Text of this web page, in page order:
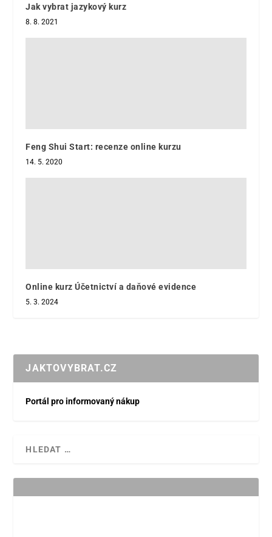
Jak vybrat jazykový kurz
8. 8. 2021
Feng Shui Start: recenze online kurzu
14. 5. 2020
Online kurz Účetnictví a daňové evidence
5. 3. 2024
JAKTOVYBRAT.CZ
Portál pro informovaný nákup